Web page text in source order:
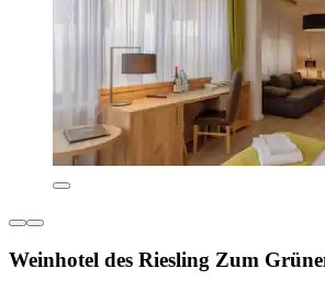
Weinhotel des Riesling Zum